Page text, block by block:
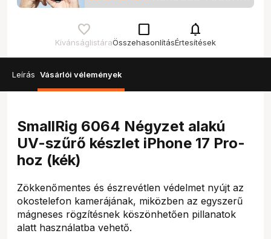
Kívánságlistára
check_box_outline_blank
Összehasonlítás
notifications
Értesítések
Leírás Vásárlói vélemények
SmallRig 6064 Négyzet alakú
UV-szűrő készlet iPhone 17 Pro-
hoz (kék)
Zökkenőmentes és észrevétlen védelmet nyújt az
okostelefon kamerájának, miközben az egyszerű
mágneses rögzítésnek köszönhetően pillanatok
alatt használatba vehető.